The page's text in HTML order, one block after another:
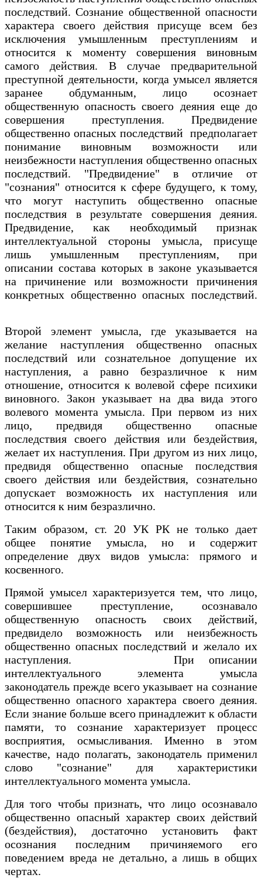
последствий. Сознание общественной опасности
характера своего действия присуще всем без
исключения умышленным преступлениям и
относится к моменту совершения виновным
самого действия. В случае предварительной
преступной деятельности, когда умысел является
заранее обдуманным, лицо осознает
общественную опасность своего деяния еще до
совершения преступления. Предвидение
общественно опасных последствий предполагает
понимание виновным возможности или
неизбежности наступления общественно опасных
последствий. "Предвидение" в отличие от
"сознания" относится к сфере будущего, к тому,
что могут наступить общественно опасные
последствия в результате совершения деяния.
Предвидение, как необходимый признак
интеллектуальной стороны умысла, присуще
лишь умышленным преступлениям, при
описании состава которых в законе указывается
на причинение или возможности причинения
конкретных общественно опасных последствий.
Второй элемент умысла, где указывается на
желание наступления общественно опасных
последствий или сознательное допущение их
наступления, а равно безразличное к ним
отношение, относится к волевой сфере психики
виновного. Закон указывает на два вида этого
волевого момента умысла. При первом из них
лицо, предвидя общественно опасные
последствия своего действия или бездействия,
желает их наступления. При другом из них лицо,
предвидя общественно опасные последствия
своего действия или бездействия, сознательно
допускает возможность их наступления или
относится к ним безразлично.
Таким образом, ст. 20 УК РК не только дает
общее понятие умысла, но и содержит
определение двух видов умысла: прямого и
косвенного.
Прямой умысел характеризуется тем, что лицо,
совершившее преступление, осознавало
общественную опасность своих действий,
предвидело возможность или неизбежность
общественно опасных последствий и желало их
наступления. При описании
интеллектуального элемента умысла
законодатель прежде всего указывает на сознание
общественно опасного характера своего деяния.
Если знание больше всего принадлежит к области
памяти, то сознание характеризует процесс
восприятия, осмысливания. Именно в этом
качестве, надо полагать, законодатель применил
слово "сознание" для характеристики
интеллектуального момента умысла.
Для того чтобы признать, что лицо осознавало
общественно опасный характер своих действий
(бездействия), достаточно установить факт
осознания последним причиняемого его
поведением вреда не детально, а лишь в общих
чертах.